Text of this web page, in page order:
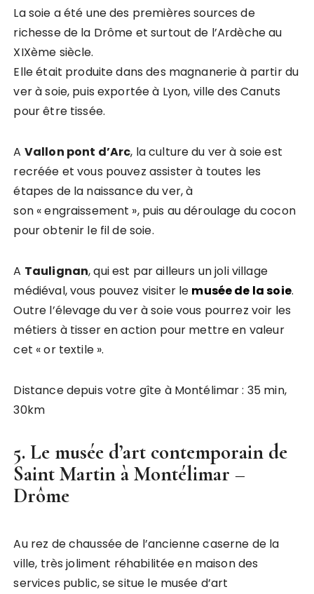
La soie a été une des premières sources de
richesse de la Drôme et surtout de l’Ardèche au
XIXème siècle.
Elle était produite dans des magnanerie à partir du
ver à soie, puis exportée à Lyon, ville des Canuts
pour être tissée.
A Vallon pont d’Arc, la culture du ver à soie est
recréée et vous pouvez assister à toutes les
étapes de la naissance du ver, à
son « engraissement », puis au déroulage du cocon
pour obtenir le fil de soie.
A Taulignan, qui est par ailleurs un joli village
médiéval, vous pouvez visiter le musée de la soie.
Outre l’élevage du ver à soie vous pourrez voir les
métiers à tisser en action pour mettre en valeur
cet « or textile ».
Distance depuis votre gîte à Montélimar : 35 min,
30km
5. Le musée d’art contemporain de
Saint Martin à Montélimar –
Drôme
Au rez de chaussée de l’ancienne caserne de la
ville, très joliment réhabilitée en maison des
services public, se situe le musée d’art